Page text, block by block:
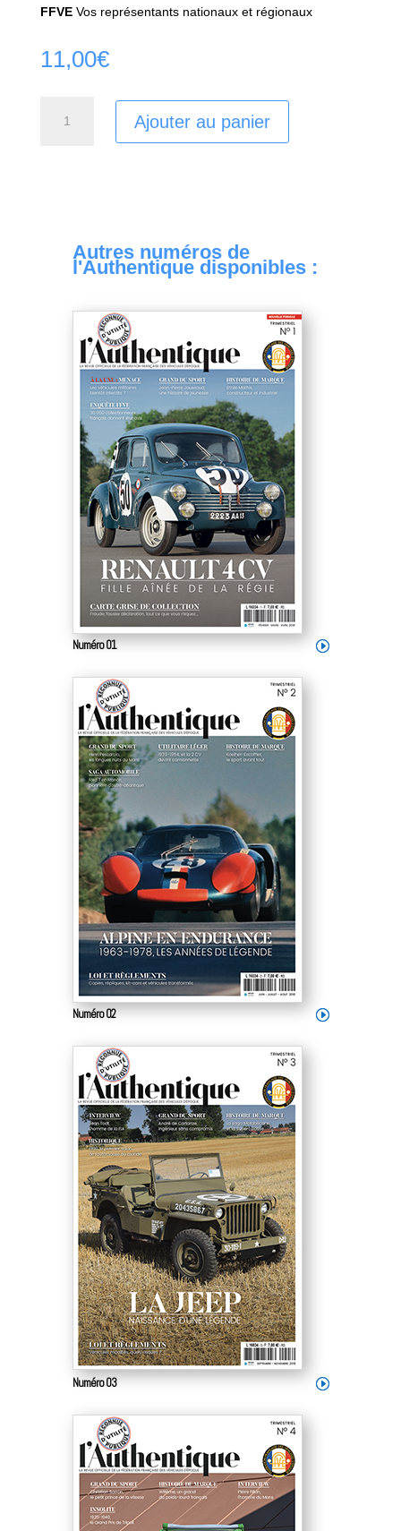
FFVEVos représentants nationaux et régionaux
11,00€
Ajouter au panier
Autres numéros de
l'Authentique disponibles :
Numéro 01
Numéro 02
Numéro 03